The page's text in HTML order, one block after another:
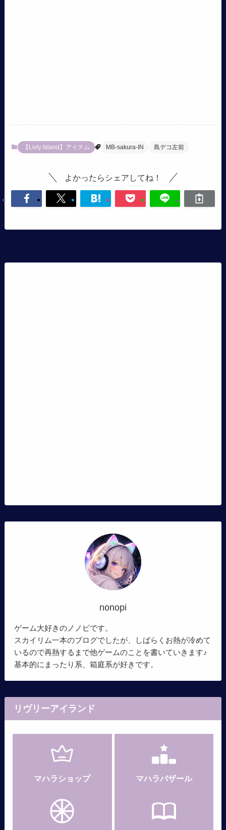
【Livly Island】アイテム MB-sakura-IN 島デコ左前
よかったらシェアしてね！
nonopi
ゲーム大好きのノノピです。
スカイリム一本のブログでしたが、しばらくお熱が冷めて
いるので再熱するまで他ゲームのことを書いていきます♪
基本的にまったり系、箱庭系が好きです。
リヴリーアイランド
マハラショップ マハラバザール